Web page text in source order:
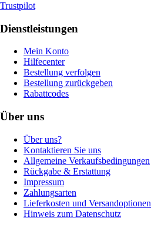
Trustpilot
Dienstleistungen
Mein Konto
Hilfecenter
Bestellung verfolgen
Bestellung zurückgeben
Rabattcodes
Über uns
Über uns?
Kontaktieren Sie uns
Allgemeine Verkaufsbedingungen
Rückgabe & Erstattung
Impressum
Zahlungsarten
Lieferkosten und Versandoptionen
Hinweis zum Datenschutz